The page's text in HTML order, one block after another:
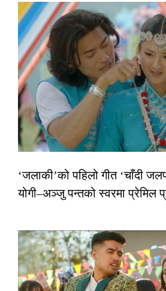
‘जलाकी’को पहिलो गीत ‘चाँदी
योगी–अञ्जु पन्तको स्वरमा प्रेमिल